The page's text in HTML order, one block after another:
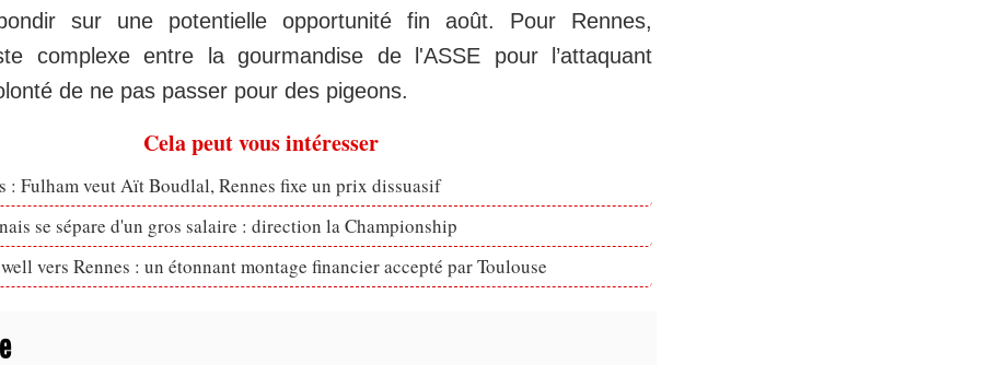
sur une potentielle opportunité fin août. Pour Rennes,
complexe entre la gourmandise de l'ASSE pour l’attaquant
de ne pas passer pour des pigeons.
Cela peut vous intéresser
: Fulham veut Aït Boudlal, Rennes fixe un prix dissuasif
se sépare d'un gros salaire : direction la Championship
vers Rennes : un étonnant montage financier accepté par Toulouse